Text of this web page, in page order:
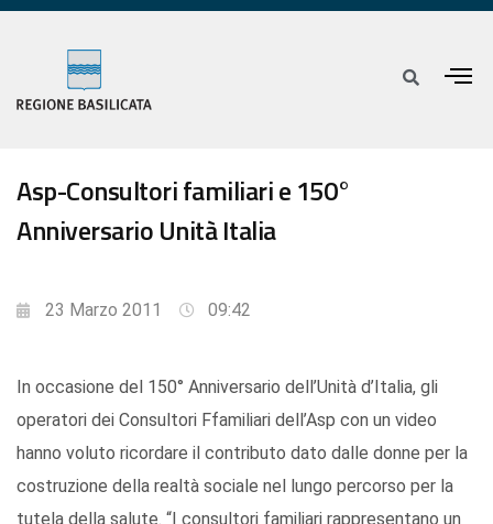
Asp-Consultori familiari e 150°
Anniversario Unità Italia
23 Marzo 2011 09:42
In occasione del 150° Anniversario dell’Unità d’Italia, gli
operatori dei Consultori Ffamiliari dell’Asp con un video
hanno voluto ricordare il contributo dato dalle donne per la
costruzione della realtà sociale nel lungo percorso per la
tutela della salute. “I consultori familiari rappresentano un